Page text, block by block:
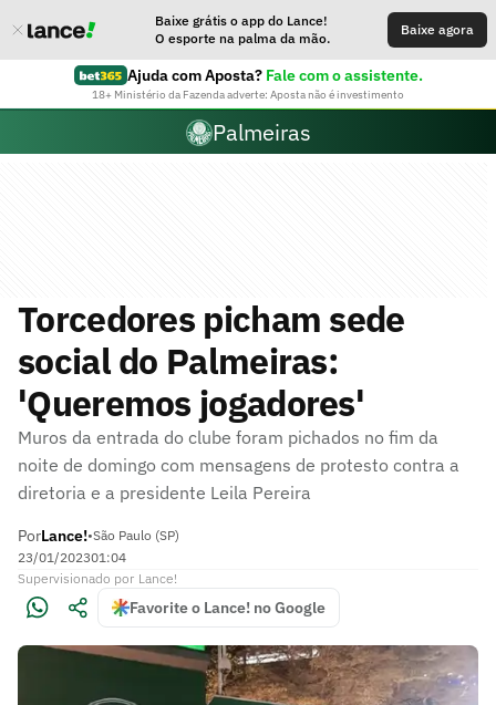
Baixe grátis o app do Lance!
O esporte na palma da mão.
Baixe agora
Ajuda com Aposta? Fale com o assistente.
18+ Ministério da Fazenda adverte: Aposta não é investimento
Palmeiras
Torcedores picham sede
social do Palmeiras:
'Queremos jogadores'
Muros da entrada do clube foram pichados no fim da
noite de domingo com mensagens de protesto contra a
diretoria e a presidente Leila Pereira
PorLance!•São Paulo (SP)
23/01/202301:04
Supervisionado por Lance!
Favorite o Lance! no Google